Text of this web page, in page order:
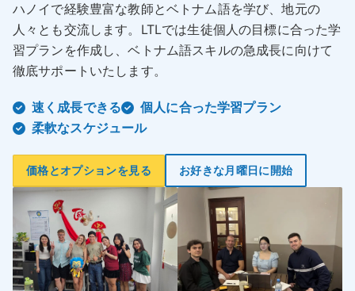
ハノイで経験豊富な教師とベトナム語を学び、地元の
人々とも交流します。LTLでは生徒個人の目標に合った学
習プランを作成し、ベトナム語スキルの急成長に向けて
徹底サポートいたします。
速く成長できる
個人に合った学習プラン
柔軟なスケジュール
価格とオプションを見る お好きな月曜日に開始